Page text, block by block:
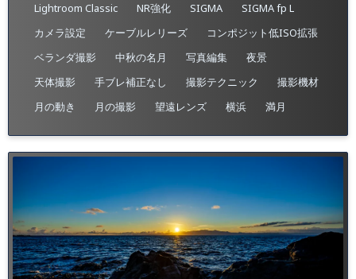
Lightroom Classic
NR強化 SIGMA
SIGMA fp L
カメラ設定
ケーブルレリーズ
コンポジット低ISO拡張
ベランダ撮影
中秋の名月 写真編集
夜景
天体撮影
手ブレ補正なし 撮影テクニック
撮影機材
月の動き
月の撮影 望遠レンズ 横浜 満月